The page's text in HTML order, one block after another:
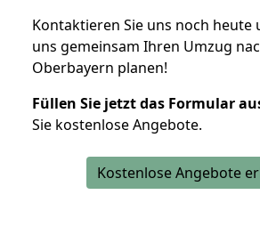
Kontaktieren Sie uns noch heute
uns gemeinsam Ihren Umzug
Oberbayern planen!
Füllen Sie jetzt das Formular
Sie kostenlose Angebote.
Kostenlose Angebote